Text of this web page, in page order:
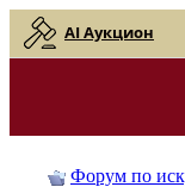
AI Аукцион
Форум по